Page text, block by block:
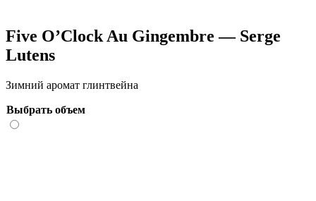
Five O’Clock Au Gingembre — Serge
Lutens
Зимний аромат глинтвейна
Выбрать объем